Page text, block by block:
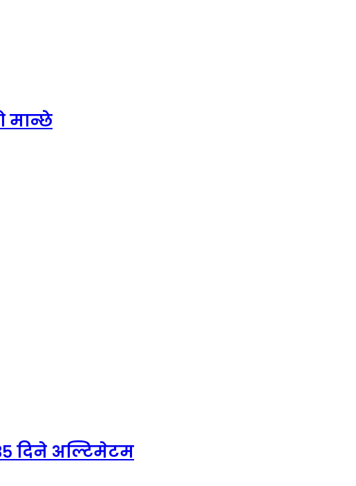
मान्छे
दिने अल्टिमेटम